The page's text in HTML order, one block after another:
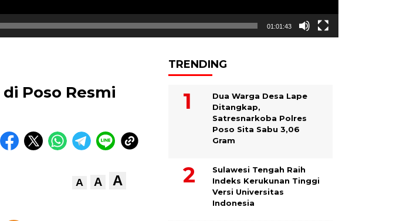
01:01:43
Poso Resmi
A A A
TRENDING
Dua Warga Desa Lape
Ditangkap,
Satresnarkoba Polres
Poso Sita Sabu 3,06
Gram
Sulawesi Tengah Raih
Indeks Kerukunan Tinggi
Versi Universitas
Indonesia